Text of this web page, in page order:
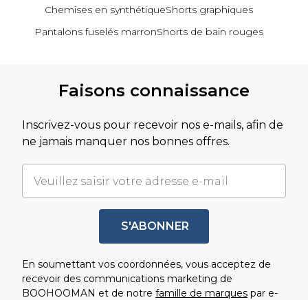
Chemises en synthétiqueShorts graphiques
Pantalons fuselés marronShorts de bain rouges
Faisons connaissance
Inscrivez-vous pour recevoir nos e-mails, afin de
ne jamais manquer nos bonnes offres.
S'ABONNER
En soumettant vos coordonnées, vous acceptez de
recevoir des communications marketing de
BOOHOOMAN et de notre famille de marques par e-